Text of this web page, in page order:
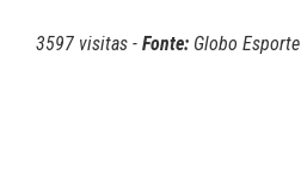
3597 visitas - Fonte: Globo Esporte